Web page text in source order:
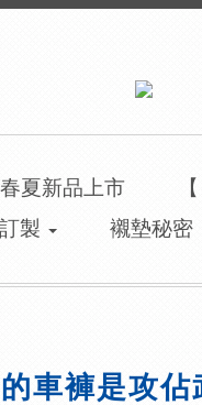
夏新品上市
製 襯墊秘密
車褲是攻佔